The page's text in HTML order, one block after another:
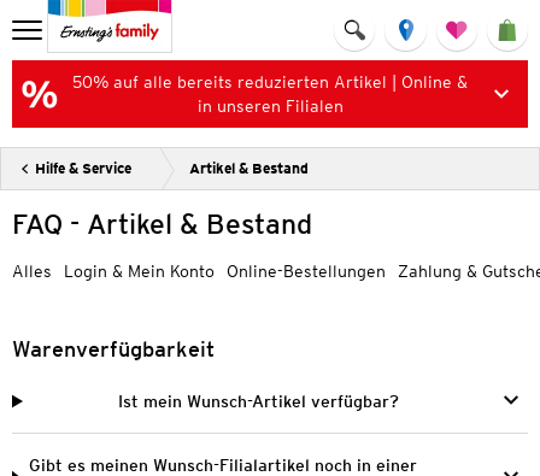
50% auf alle bereits reduzierten Artikel | Online &
in unseren Filialen
Hilfe & Service Artikel & Bestand
FAQ - Artikel & Bestand
Alles Login & Mein Konto Online-Bestellungen Zahlung &
Warenverfügbarkeit
Ist mein Wunsch-Artikel verfügbar?
Gibt es meinen Wunsch-Filialartikel noch in einer